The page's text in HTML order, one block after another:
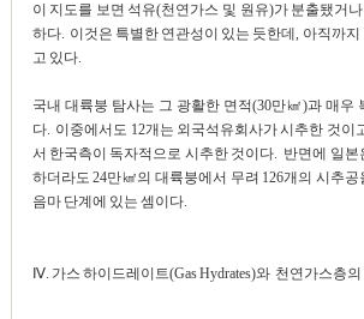
이 지도를 보면 석유(천연가스 및 원유)가 분출됐거
하다. 이것은 특별한 연관성이 있는 듯한데, 아직까
고 있다.
국내 대륙붕 탐사는 그 광활한 면적(30만㎢)과 매
다. 이중에서도 12개는 외국석유회사가 시추한 것이
서 한국측이 독자적으로 시추한 것이다. 반면에 일
하더라도 24만㎢의 대륙붕에서 무려 126개의 시추
음마 단계에 있는 셈이다.
Ⅳ. 가스 하이드레이트(Gas Hydrates)와 천연가스층의